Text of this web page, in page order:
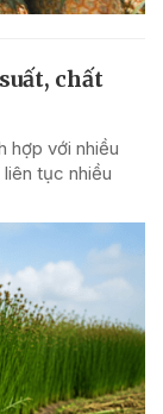
chất
hợp với nhiều
tục nhiều